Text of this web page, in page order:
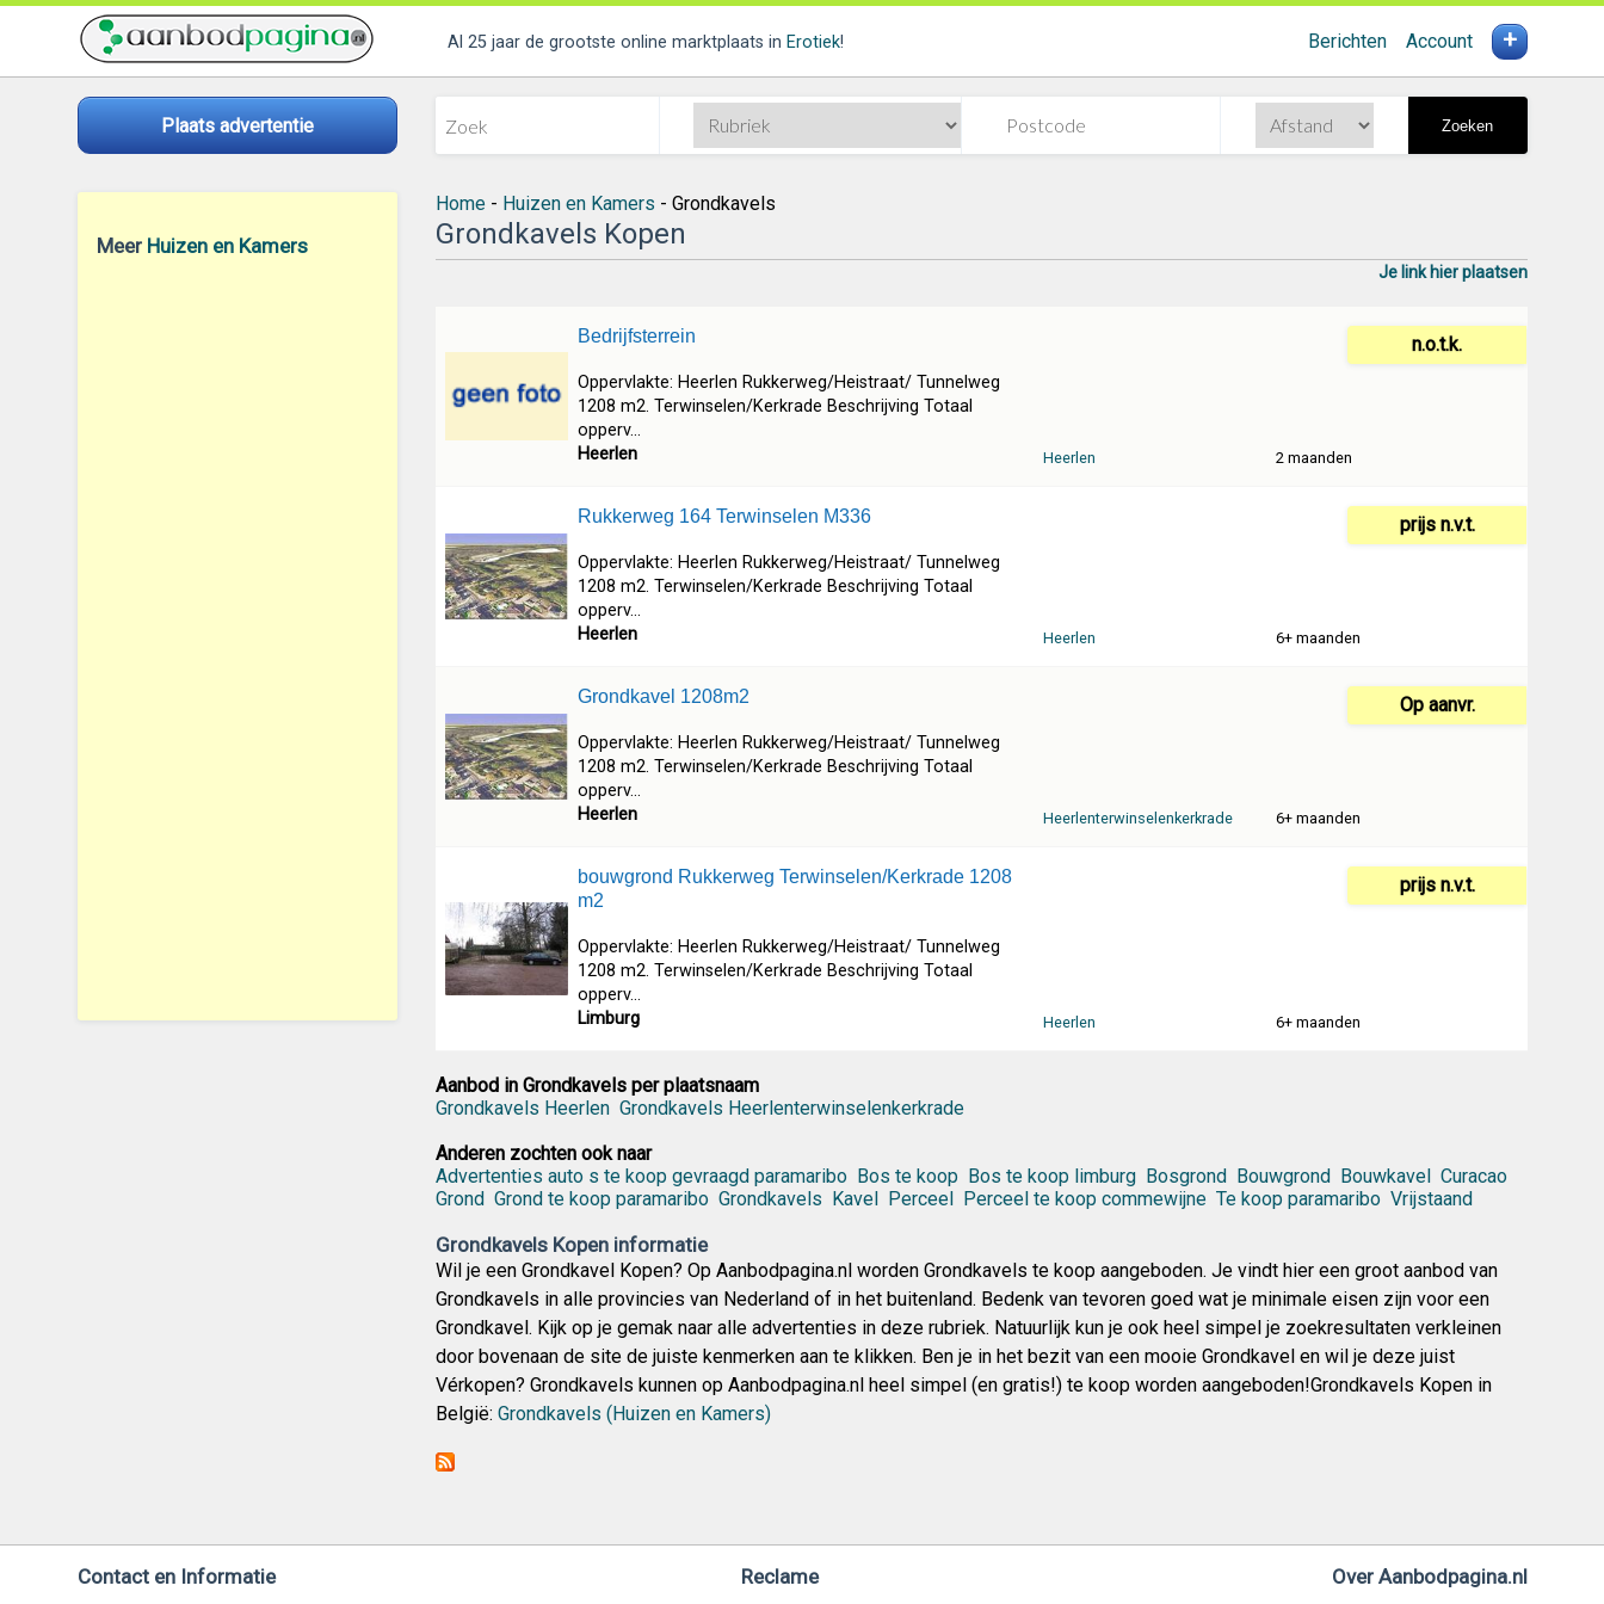
Al 25 jaar de grootste online marktplaats in Erotiek! Berichten Account +
Plaats advertentie Zoeken
Meer Huizen en Kamers
Home- Huizen en Kamers - Grondkavels
Grondkavels Kopen
Je link hier plaatsen
Bedrijfsterrein
Oppervlakte: Heerlen Rukkerweg/Heistraat/ Tunnelweg
1208 m2. Terwinselen/Kerkrade Beschrijving Totaal
opperv...
Heerlen
n.o.t.k.
Heerlen 2 maanden
Rukkerweg 164 Terwinselen M336
Oppervlakte: Heerlen Rukkerweg/Heistraat/ Tunnelweg
1208 m2. Terwinselen/Kerkrade Beschrijving Totaal
opperv...
Heerlen
prijs n.v.t.
Heerlen 6+ maanden
Grondkavel 1208m2
Oppervlakte: Heerlen Rukkerweg/Heistraat/ Tunnelweg
1208 m2. Terwinselen/Kerkrade Beschrijving Totaal
opperv...
Heerlen
Op aanvr.
Heerlenterwinselenkerkrade 6+ maanden
bouwgrond Rukkerweg Terwinselen/Kerkrade 1208
m2
Oppervlakte: Heerlen Rukkerweg/Heistraat/ Tunnelweg
1208 m2. Terwinselen/Kerkrade Beschrijving Totaal
opperv...
Limburg
prijs n.v.t.
Heerlen 6+ maanden
Aanbod in Grondkavels per plaatsnaam
Grondkavels Heerlen Grondkavels Heerlenterwinselenkerkrade
Anderen zochten ook naar
Advertenties auto s te koop gevraagd paramaribo Bos te koop Bos te koop limburg Bosgrond Bouwgrond Bouwkavel Curacao
Grond Grond te koop paramaribo Grondkavels Kavel Perceel Perceel te koop commewijne Te koop paramaribo Vrijstaand
Grondkavels Kopen informatie
Wil je een Grondkavel Kopen? Op Aanbodpagina.nl worden Grondkavels te koop aangeboden. Je vindt hier een groot aanbod van
Grondkavels in alle provincies van Nederland of in het buitenland. Bedenk van tevoren goed wat je minimale eisen zijn voor een
Grondkavel. Kijk op je gemak naar alle advertenties in deze rubriek. Natuurlijk kun je ook heel simpel je zoekresultaten verkleinen
door bovenaan de site de juiste kenmerken aan te klikken. Ben je in het bezit van een mooie Grondkavel en wil je deze juist
Vérkopen? Grondkavels kunnen op Aanbodpagina.nl heel simpel (en gratis!) te koop worden aangeboden!Grondkavels Kopen in
België: Grondkavels (Huizen en Kamers)
Contact en Informatie Reclame Over Aanbodpagina.nl